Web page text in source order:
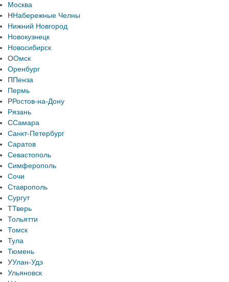
Москва
ННабережные Челны
Нижний Новгород
Новокузнецк
Новосибирск
ООмск
Оренбург
ППенза
Пермь
РРостов-на-Дону
Рязань
ССамара
Санкт-Петербург
Саратов
Севастополь
Симферополь
Сочи
Ставрополь
Сургут
ТТверь
Тольятти
Томск
Тула
Тюмень
УУлан-Удэ
Ульяновск